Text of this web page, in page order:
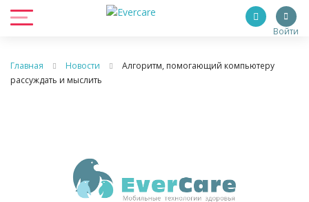
Войти
Главная Новости
Алгоритм, помогающий компьютеру
рассуждать и мыслить